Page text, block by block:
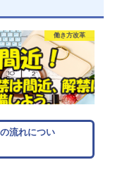
働き方改革
流れについ